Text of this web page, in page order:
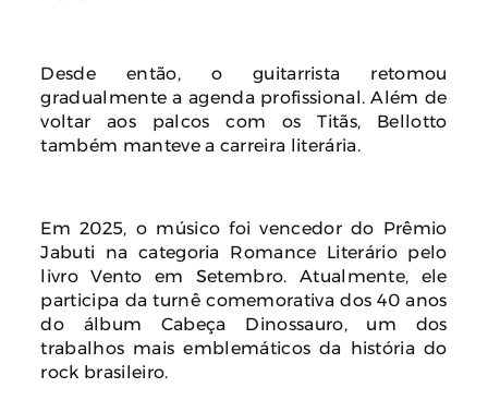
Desde então, o guitarrista retomou
gradualmente a agenda profissional. Além de
voltar aos palcos com os Titãs, Bellotto
também manteve a carreira literária.
Em 2025, o músico foi vencedor do Prêmio
Jabuti na categoria Romance Literário pelo
livro Vento em Setembro. Atualmente, ele
participa da turnê comemorativa dos 40 anos
do álbum Cabeça Dinossauro, um dos
trabalhos mais emblemáticos da história do
rock brasileiro.